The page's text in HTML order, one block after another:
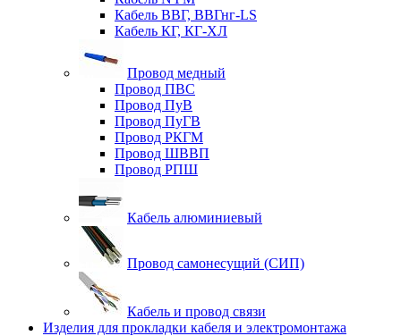
Кабель ВВГ, ВВГнг-LS
Кабель КГ, КГ-ХЛ
Провод медный
Провод ПВС
Провод ПуВ
Провод ПуГВ
Провод РКГМ
Провод ШВВП
Провод РПШ
Кабель алюминиевый
Провод самонесущий (СИП)
Кабель и провод связи
Изделия для прокладки кабеля и электромонтажа